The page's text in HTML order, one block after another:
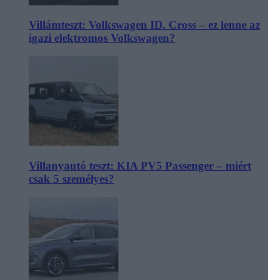
Villámteszt: Volkswagen ID. Cross – ez lenne az
igazi elektromos Volkswagen?
Villanyautó teszt: KIA PV5 Passenger – miért
csak 5 személyes?